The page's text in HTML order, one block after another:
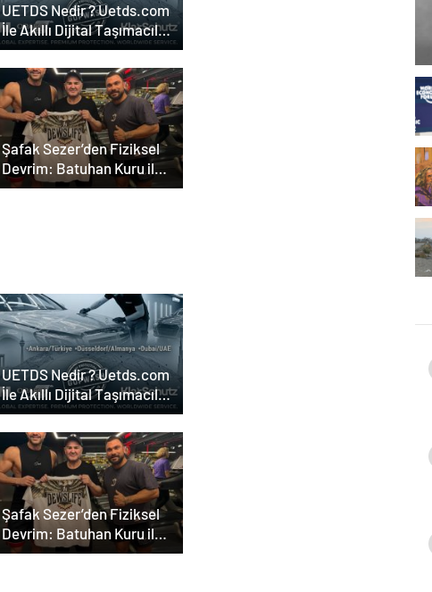
UETDS Nedir ? Uetds.com
İle Akıllı Dijital Taşımacılık
Yazılımı
Şafak Sezer’den Fiziksel
Devrim: Batuhan Kuru ile
Sınırları Zorluyor!
Tasarım Ajansı
UETDS Nedir ? Uetds.com
İle Akıllı Dijital Taşımacılık
Yazılımı
Şafak Sezer’den Fiziksel
Devrim: Batuhan Kuru ile
Sınırları Zorluyor!